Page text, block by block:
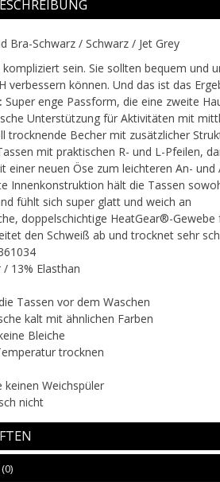
Bra-Schwarz / Schwarz / Jet Grey
sein. Sie sollten bequem und
verbessern können. Und das ist das
Super enge Passform, die eine zweite
Unterstützung für Aktivitäten mit
trocknende Becher mit zusätzlicher
mit praktischen R- und L-Pfeilen,
einer neuen Öse zum leichteren An- und
Innenkonstruktion hält die Tassen
fühlt sich super glatt und weich an
doppelschichtige HeatGear®-
den Schweiß ab und trocknet sehr
13% Elasthan
Tassen vor dem Waschen
kalt mit ähnlichen Farben
Bleiche
trocknen
keinen Weichspüler
nicht
(0)